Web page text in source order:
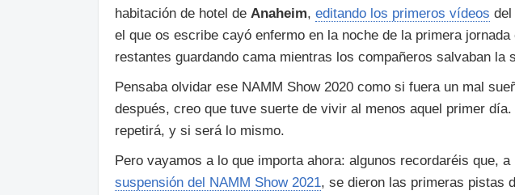
habitación de hotel de Anaheim, editando los primeros vídeos del
el que os escribe cayó enfermo en la noche de la primera
restantes guardando cama mientras los compañeros salvaban la
Pensaba olvidar ese NAMM Show 2020 como si fuera un mal
después, creo que tuve suerte de vivir al menos aquel primer
repetirá, y si será lo mismo.
Pero vayamos a lo que importa ahora: algunos recordaréis que,
suspensión del NAMM Show 2021, se dieron las primeras pistas